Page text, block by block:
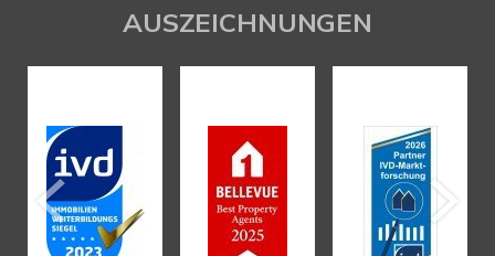
AUSZEICHNUNGEN